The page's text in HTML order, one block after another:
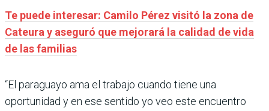
Te puede interesar: Camilo Pérez visitó la zona de
Cateura y aseguró que mejorará la calidad de vida
de las familias
“El paraguayo ama el trabajo cuando tiene una
oportunidad y en ese sentido yo veo este encuentro